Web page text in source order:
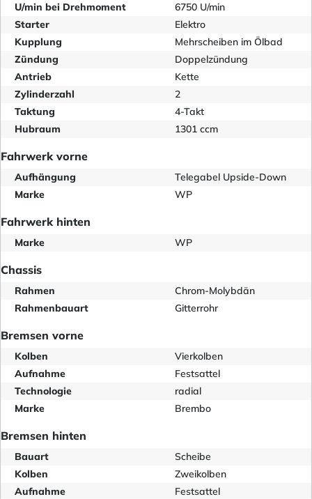
U/min bei Drehmoment
6750 U/min
Starter
Elektro
Kupplung
Mehrscheiben im Ölbad
Zündung
Doppelzündung
Antrieb
Kette
Zylinderzahl
2
Taktung
4-Takt
Hubraum
1301 ccm
Fahrwerk vorne
Aufhängung
Telegabel Upside-Down
Marke
WP
Fahrwerk hinten
Marke WP
Chassis
Rahmen
Chrom-Molybdän
Rahmenbauart
Gitterrohr
Bremsen vorne
Kolben
Vierkolben
Aufnahme
Festsattel
Technologie
radial
Marke
Brembo
Bremsen hinten
Bauart
Scheibe
Kolben
Zweikolben
Aufnahme
Festsattel